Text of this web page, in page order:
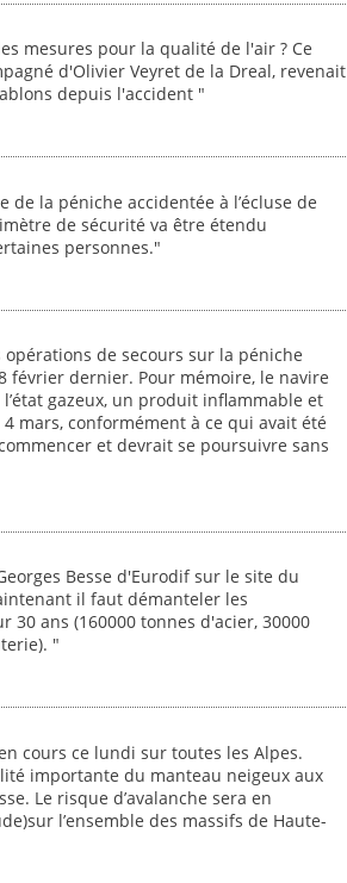
mesures pour la qualité de l'air ? Ce
d'Olivier Veyret de la Dreal, revenait
depuis l'accident "
de la péniche accidentée à l’écluse de
de sécurité va être étendu
personnes."
opérations de secours sur la péniche
février dernier. Pour mémoire, le navire
gazeux, un produit inflammable et
mars, conformément à ce qui avait été
et devrait se poursuivre sans
Besse d'Eurodif sur le site du
il faut démanteler les
ans (160000 tonnes d'acier, 30000
"
cours ce lundi sur toutes les Alpes.
importante du manteau neigeux aux
Le risque d’avalanche sera en
l’ensemble des massifs de Haute-